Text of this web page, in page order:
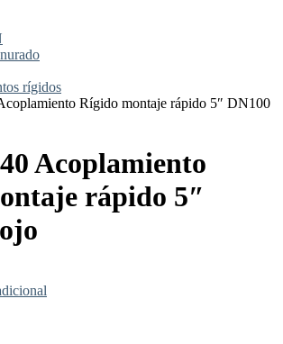
rígidos
Rígido montaje rápido 5″ DN100
Acoplamiento
rápido 5″